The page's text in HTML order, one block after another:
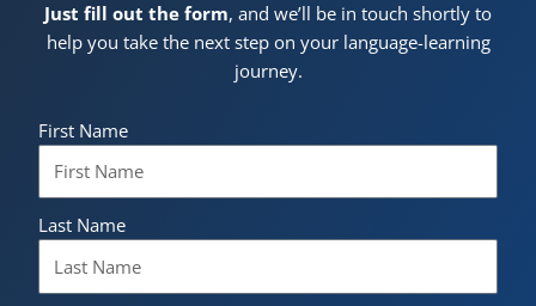
Just fill out the form, and we’ll be in touch shortly to
help you take the next step on your language-learning
journey.
First Name
Last Name